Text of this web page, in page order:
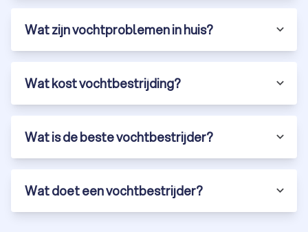
Wat zijn vochtproblemen in huis?
Wat kost vochtbestrijding?
Wat is de beste vochtbestrijder?
Wat doet een vochtbestrijder?